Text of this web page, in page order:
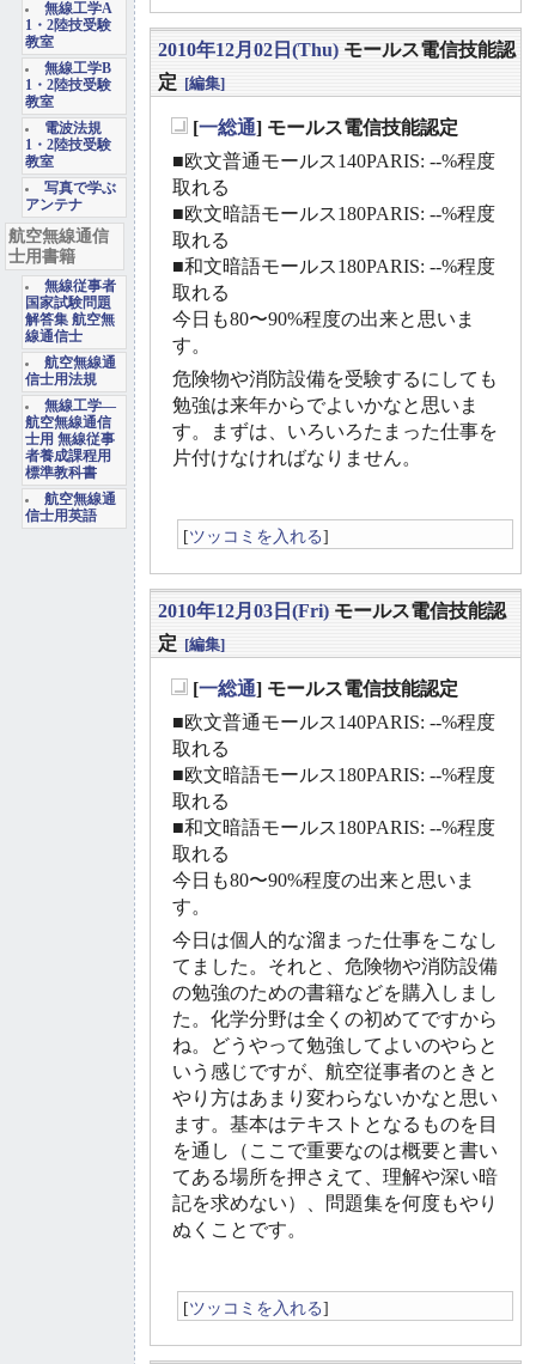
2010年12月02日(Thu) モールス電信技能認
定 [編集]
[一総通] モールス電信技能認定
■欧文普通モールス140PARIS: --%程度
取れる
■欧文暗語モールス180PARIS: --%程度
取れる
■和文暗語モールス180PARIS: --%程度
取れる
今日も80〜90%程度の出来と思いま
す。
危険物や消防設備を受験するにしても
勉強は来年からでよいかなと思いま
す。まずは、いろいろたまった仕事を
片付けなければなりません。
[ツッコミを入れる]
2010年12月03日(Fri) モールス電信技能認
定 [編集]
[一総通] モールス電信技能認定
■欧文普通モールス140PARIS: --%程度
取れる
■欧文暗語モールス180PARIS: --%程度
取れる
■和文暗語モールス180PARIS: --%程度
取れる
今日も80〜90%程度の出来と思いま
す。
今日は個人的な溜まった仕事をこなし
てました。それと、危険物や消防設備
の勉強のための書籍などを購入しまし
た。化学分野は全くの初めてですから
ね。どうやって勉強してよいのやらと
いう感じですが、航空従事者のときと
やり方はあまり変わらないかなと思い
ます。基本はテキストとなるものを目
を通し（ここで重要なのは概要と書い
てある場所を押さえて、理解や深い暗
記を求めない）、問題集を何度もやり
ぬくことです。
[ツッコミを入れる]
無線工学A
1・2陸技受験
教室
無線工学B
1・2陸技受験
教室
電波法規
1・2陸技受験
教室
写真で学ぶ
アンテナ
航空無線通信
士用書籍
無線従事者
国家試験問題
解答集 航空無
線通信士
航空無線通
信士用法規
無線工学―
航空無線通信
士用 無線従事
者養成課程用
標準教科書
航空無線通
信士用英語